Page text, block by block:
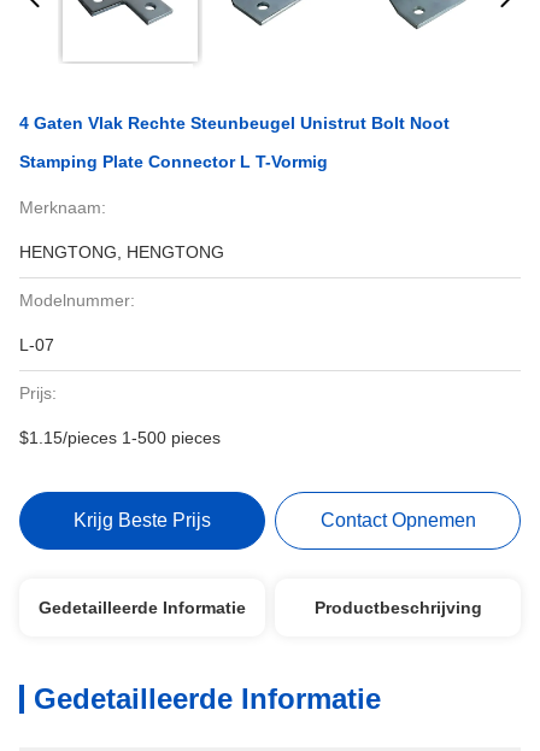
4 Gaten Vlak Rechte Steunbeugel Unistrut Bolt Noot
Stamping Plate Connector L T-Vormig
Merknaam:
HENGTONG, HENGTONG
Modelnummer:
L-07
Prijs:
$1.15/pieces 1-500 pieces
Krijg Beste Prijs Contact Opnemen
Gedetailleerde Informatie Productbeschrijving
Gedetailleerde Informatie